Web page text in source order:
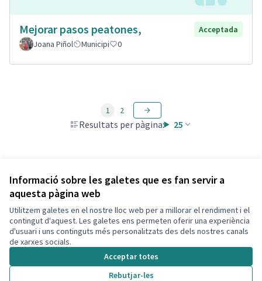
Informació sobre les galetes que es fan servir a
aquesta pàgina web
Utilitzem galetes en el nostre lloc web per a millorar el rendiment i el
contingut d'aquest. Les galetes ens permeten oferir una experiència
d'usuari i uns continguts més personalitzats des dels nostres canals
de xarxes socials.
Acceptar totes
Rebutjar-les
Mejorar pasos peatones,
Acceptada
Joana Piñol
Municipi 0
Resultats per pàgina: 25
1 2
Veure totes les propostes retirades
Termes i condicions d'ús
Configuració de les galetes
Decidim Calafell a X
(Enllaç extern)
Decidim Calafell a Facebook
Decidim Calafell a YouTube
Decidim Calafell a GitHub
(Enllaç extern)